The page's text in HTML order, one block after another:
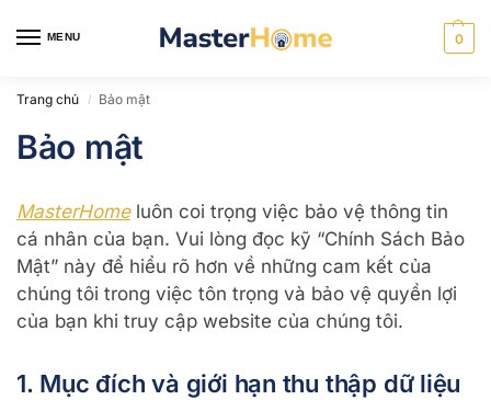
MENU 0
Trang chủ / Bảo mật
Bảo mật
MasterHomeluôn coi trọng việc bảo vệ thông tin
cá nhân của bạn. Vui lòng đọc kỹ “Chính Sách Bảo
Mật” này để hiểu rõ hơn về những cam kết của
chúng tôi trong việc tôn trọng và bảo vệ quyền lợi
của bạn khi truy cập website của chúng tôi.
1. Mục đích và giới hạn thu thập dữ liệu